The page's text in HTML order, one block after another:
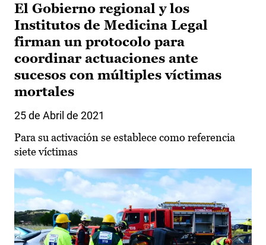
El Gobierno regional y los
Institutos de Medicina Legal
firman un protocolo para
coordinar actuaciones ante
sucesos con múltiples víctimas
mortales
25 de Abril de 2021
Para su activación se establece como referencia
siete víctimas